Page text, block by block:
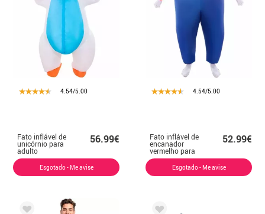
4.54/5.00
Fato inflável de
unicórnio para
adulto
56.99€
Esgotado - Me avise
4.54/5.00
Fato inflável de
encanador
vermelho para
adultos
52.99€
Esgotado - Me avise